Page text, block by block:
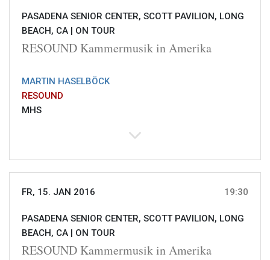
PASADENA SENIOR CENTER, SCOTT PAVILION, LONG
BEACH, CA | ON TOUR
RESOUND Kammermusik in Amerika
MARTIN HASELBÖCK
RESOUND
MHS
FR, 15. JAN 2016 19:30
PASADENA SENIOR CENTER, SCOTT PAVILION, LONG
BEACH, CA | ON TOUR
RESOUND Kammermusik in Amerika